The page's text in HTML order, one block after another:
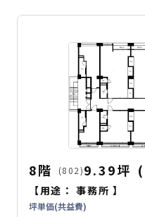
8階 (802)9.39坪 (
【用途：事務所 】
坪単価(共益費)